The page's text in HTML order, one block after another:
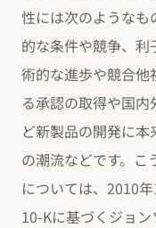
性には次のようなも
的な条件や競争、
術的な進歩や競合他
る承認の取得や国
ど新製品の開発に
の潮流などです。こ
については、2010
10-Kに基づくジョ